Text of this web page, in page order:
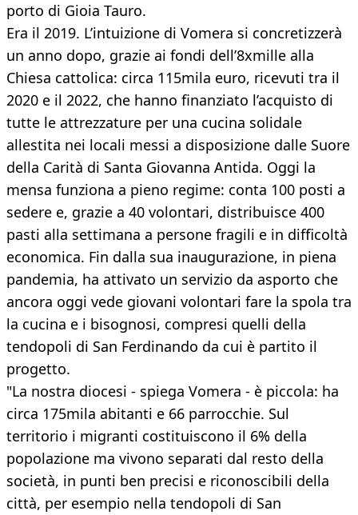
porto di Gioia Tauro.
Era il 2019. L’intuizione di Vomera si concretizzerà
un anno dopo, grazie ai fondi dell’8xmille alla
Chiesa cattolica: circa 115mila euro, ricevuti tra il
2020 e il 2022, che hanno finanziato l’acquisto di
tutte le attrezzature per una cucina solidale
allestita nei locali messi a disposizione dalle Suore
della Carità di Santa Giovanna Antida. Oggi la
mensa funziona a pieno regime: conta 100 posti a
sedere e, grazie a 40 volontari, distribuisce 400
pasti alla settimana a persone fragili e in difficoltà
economica. Fin dalla sua inaugurazione, in piena
pandemia, ha attivato un servizio da asporto che
ancora oggi vede giovani volontari fare la spola tra
la cucina e i bisognosi, compresi quelli della
tendopoli di San Ferdinando da cui è partito il
progetto.
"La nostra diocesi - spiega Vomera - è piccola: ha
circa 175mila abitanti e 66 parrocchie. Sul
territorio i migranti costituiscono il 6% della
popolazione ma vivono separati dal resto della
società, in punti ben precisi e riconoscibili della
città, per esempio nella tendopoli di San